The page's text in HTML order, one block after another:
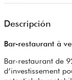
Descripción
Bar-restaurant à
Bar-restaurant de
d’investissement